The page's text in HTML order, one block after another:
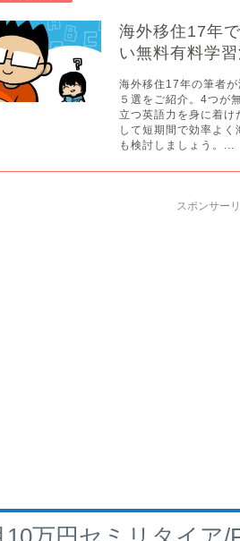
海外移住17年
い無料有料学
海外移住17年の筆者
５選をご紹介。4つが
立つ英語力を身に着け
して短期間で効率よ
も検討しましょう。...
スポンサー